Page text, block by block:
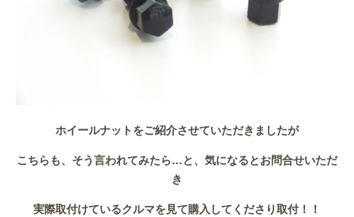
ホイールナットをご紹介させていただきましたが
こちらも、そう言われてみたら…と、気になるとお問合せいただ
き
実際取付けているクルマを見て購入してくださり取付！！